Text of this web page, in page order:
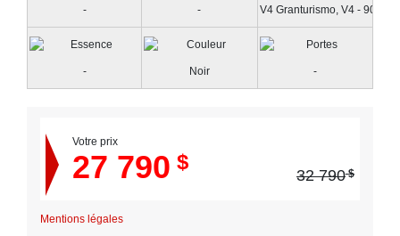
- - V4 Granturismo, V4 - 90°,
- Noir -
Votre prix
27 790 $
32 790$
Mentions légales